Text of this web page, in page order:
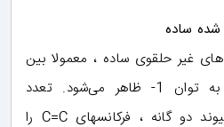
ساده
غیر حلقوی ساده ، معمولا بین
1640 و 1670سانتی‌متر به توان 1- ظاهر می‌شود. تعدد
گروههای آلکیلی بر روی پیوند دو گانه ، فرکانسهای C=C را